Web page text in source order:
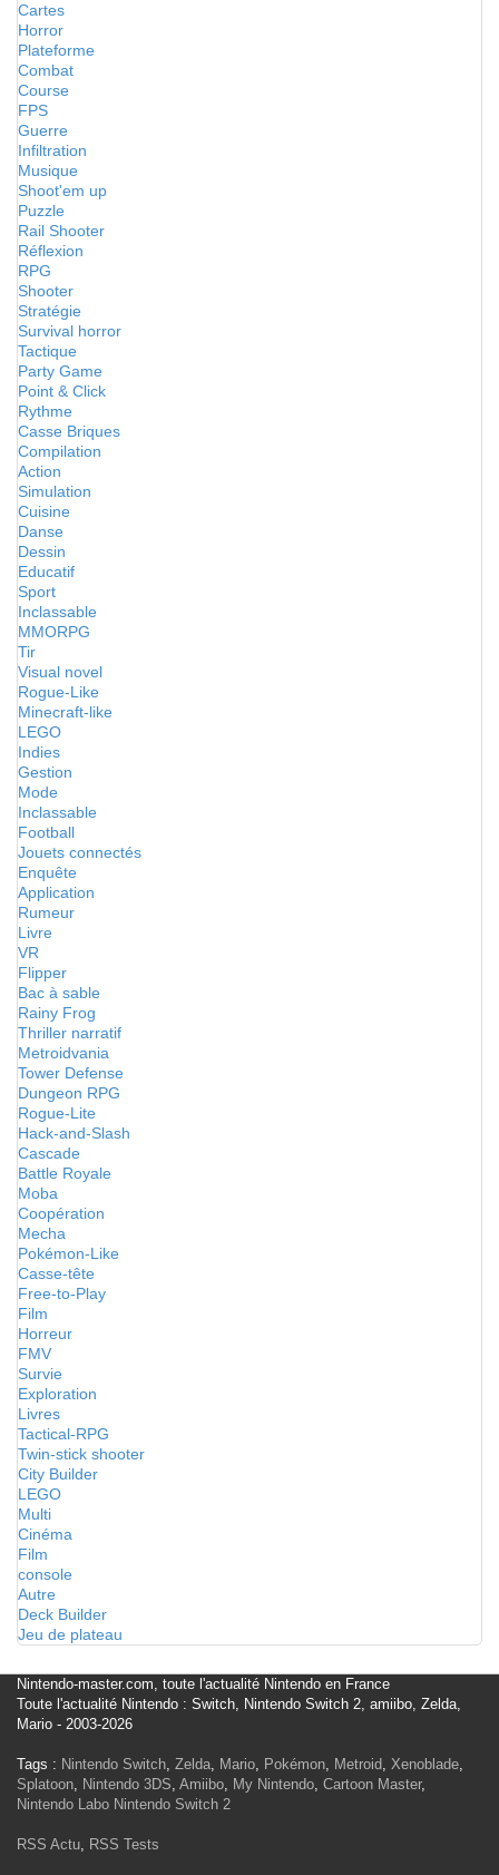
Cartes
Horror
Plateforme
Combat
Course
FPS
Guerre
Infiltration
Musique
Shoot'em up
Puzzle
Rail Shooter
Réflexion
RPG
Shooter
Stratégie
Survival horror
Tactique
Party Game
Point & Click
Rythme
Casse Briques
Compilation
Action
Simulation
Cuisine
Danse
Dessin
Educatif
Sport
Inclassable
MMORPG
Tir
Visual novel
Rogue-Like
Minecraft-like
LEGO
Indies
Gestion
Mode
Inclassable
Football
Jouets connectés
Enquête
Application
Rumeur
Livre
VR
Flipper
Bac à sable
Rainy Frog
Thriller narratif
Metroidvania
Tower Defense
Dungeon RPG
Rogue-Lite
Hack-and-Slash
Cascade
Battle Royale
Moba
Coopération
Mecha
Pokémon-Like
Casse-tête
Free-to-Play
Film
Horreur
FMV
Survie
Exploration
Livres
Tactical-RPG
Twin-stick shooter
City Builder
LEGO
Multi
Cinéma
Film
console
Autre
Deck Builder
Jeu de plateau
Nintendo-master.com, toute l'actualité Nintendo en France
Toute l'actualité Nintendo : Switch, Nintendo Switch 2, amiibo, Zelda,
Mario - 2003-2026
Tags : Nintendo Switch, Zelda, Mario, Pokémon, Metroid, Xenoblade,
Splatoon, Nintendo 3DS, Amiibo, My Nintendo, Cartoon Master,
Nintendo Labo Nintendo Switch 2
RSS Actu, RSS Tests